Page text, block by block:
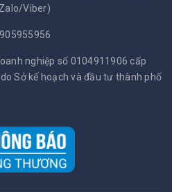
Viber)
nghiệp số 0104911906 cấp
Sở kế hoạch và đầu tư thành phố